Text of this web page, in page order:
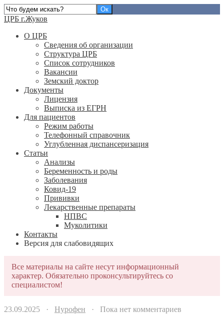
ЦРБ г.Жуков
О ЦРБ
Сведения об организации
Структура ЦРБ
Список сотрудников
Вакансии
Земский доктор
Документы
Лицензия
Выписка из ЕГРН
Для пациентов
Режим работы
Телефонный справочник
Углубленная диспансеризация
Статьи
Анализы
Беременность и роды
Заболевания
Ковид-19
Прививки
Лекарственные препараты
НПВС
Муколитики
Контакты
Версия для слабовидящих
Все материалы на сайте несут информационный
характер. Обязательно проконсультируйтесь со
специалистом!
23.09.2025 · Нурофен · Пока нет комментариев